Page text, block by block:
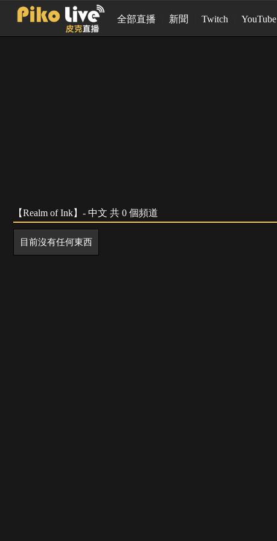
全部直播 新聞 Twitch YouTube
【Realm of Ink】- 中文 共 0 個頻道
目前沒有任何東西